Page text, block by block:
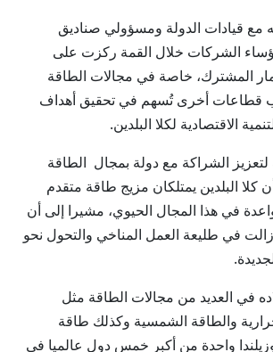
مع قيادات الدولة ومسؤولي صناديق
الشركات خلال القمة ركزت على
المشترك، خاصة في مجالات الطاقة
قطاعات أخرى تُسهم في تحقيق أهداف
الاقتصادية لكلا البلدين.
الشراكة مع دولة بمجال الطاقة
كلا البلدين يمتلكان مزيج طاقة متقدم
في هذا المجال الحيوي، مشيرا إلى أن
في طليعة العمل المناخي والتحول نحو
في العديد من مجالات الطاقة مثل
والطاقة الشمسية وكذلك طاقة
واحدة من أكبر خمس دول عالميا في